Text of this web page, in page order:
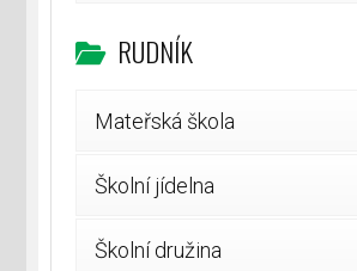
RUDNÍK
Mateřská škola
Školní jídelna
Školní družina